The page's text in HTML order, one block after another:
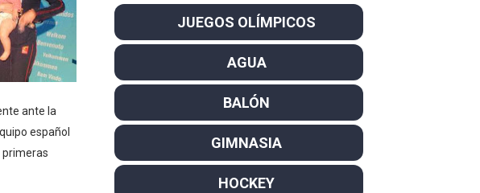
en SummerSlam
Aldridge y Sina Frei dominan el Europeo
y Gran Bretaña se reparten el botín y Caetano Horta y Rodrigo Conde
ya son decacampeonas y quinto oro consecutivo
TNA International Champion
ante la
español
primeras
JUEGOS OLÍMPICOS
AGUA
BALÓN
GIMNASIA
HOCKEY